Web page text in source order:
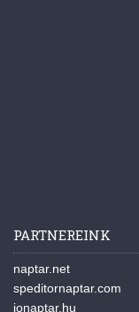
PARTNEREINK
naptar.net
speditornaptar.com
jonaptar.hu